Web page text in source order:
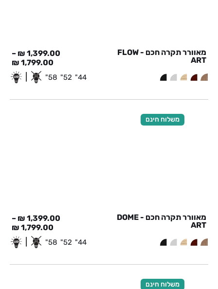
מאוורר תקרה חכם - FLOW
ART
1,399.00
₪
–
1,799.00
₪
44"
52"
58"
משלוח חינם
מאוורר תקרה חכם - DOME
ART
1,399.00
₪
–
1,799.00
₪
44"
52"
58"
משלוח חינם